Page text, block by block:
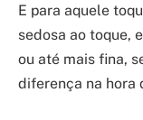
E para aquele
sedosa ao toque,
ou até mais fina,
diferença na hora